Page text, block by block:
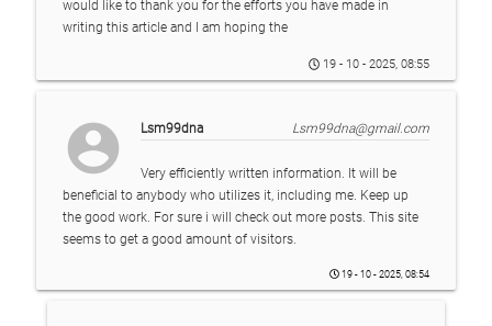
would like to thank you for the efforts you have made in
writing this article and I am hoping the
19 - 10 - 2025, 08:55
account_circle Lsm99dna Lsm99dna@gmail.com
Very efficiently written information. It will be
beneficial to anybody who utilizes it, including me. Keep up
the good work. For sure i will check out more posts. This site
seems to get a good amount of visitors.
19 - 10 - 2025, 08:54